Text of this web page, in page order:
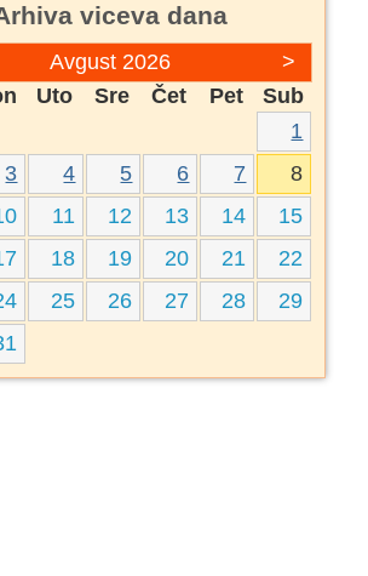
viceva dana
>
Avgust 2026
Uto Sre Čet Pet
Sub
1
3 4 5 6 7
8
11 12 13 14
15
18 19 20 21
22
25 26 27 28
29